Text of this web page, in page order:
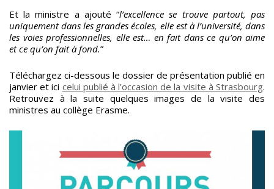
Et la ministre a ajouté “l’excellence se trouve partout, pas
uniquement dans les grandes écoles, elle est à l’université, dans
les voies professionnelles, elle est… en fait dans ce qu’on aime
et ce qu’on fait à fond.”
Téléchargez ci-dessous le dossier de présentation publié en
janvier et ici celui publié à l’occasion de la visite à Strasbourg.
Retrouvez à la suite quelques images de la visite des
ministres au collège Erasme.